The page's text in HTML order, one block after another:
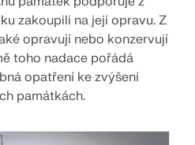
zakoupili na její opravu. Z
opravují nebo konzervují
toho nadace pořádá
opatření ke zvýšení
památkách.